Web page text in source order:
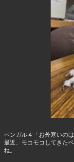
ベンガル４「お外寒いのは
最近、モコモコしてきた
ね。